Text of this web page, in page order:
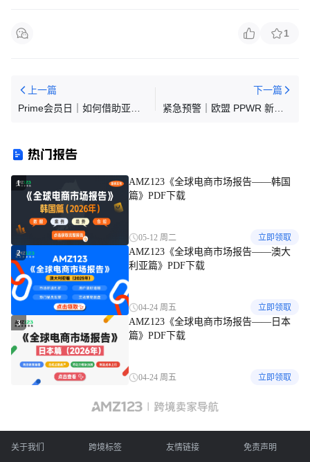
1
上一篇
Prime会员日｜如何借助亚马
下一篇
紧急预警｜欧盟 PPWR 新规 8
热门报告
1
AMZ123《全球电商市场报告——韩国
篇》PDF下载
05-12 周二 立即领取
2
AMZ123《全球电商市场报告——澳大
利亚篇》PDF下载
04-24 周五 立即领取
3
AMZ123《全球电商市场报告——日本
篇》PDF下载
04-24 周五 立即领取
关于我们 跨境标签 友情链接 免责声明